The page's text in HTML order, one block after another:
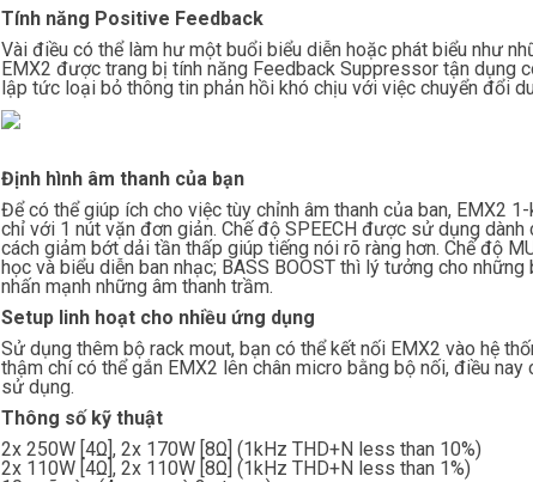
Tính năng Positive Feedback
Vài điều có thể làm hư một buổi biểu diễn hoặc phát biểu như
EMX2 được trang bị tính năng Feedback Suppressor tận dụng
lập tức loại bỏ thông tin phản hồi khó chịu với việc chuyển đổi
Định hình âm thanh của bạn
Để có thể giúp ích cho việc tùy chỉnh âm thanh của ban, EMX2
chỉ với 1 nút vặn đơn giản. Chế độ SPEECH được sử dụng
cách giảm bớt dải tần thấp giúp tiếng nói rõ ràng hơn. Chế độ
học và biểu diễn ban nhạc; BASS BOOST thì lý tưởng cho
nhấn mạnh những âm thanh trầm.
Setup linh hoạt cho nhiều ứng dụng
Sử dụng thêm bộ rack mout, bạn có thể kết nối EMX2 vào hệ
thậm chí có thể gắn EMX2 lên chân micro bằng bộ nối, điều
sử dụng.
Thông số kỹ thuật
2x 250W [4Ω], 2x 170W [8Ω] (1kHz THD+N less than 10%)
2x 110W [4Ω], 2x 110W [8Ω] (1kHz THD+N less than 1%)